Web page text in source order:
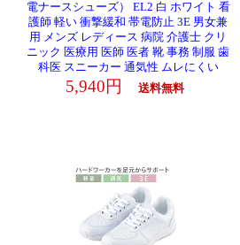
電ナースシューズ） EL2 白 ホワイト 看
護師 軽い 衝撃緩和 帯電防止 3E 男女兼
用 メンズ レディース 病院 介護士 クリ
ニック 医療用 医師 医者 靴 事務 制服 歯
科医 スニーカー 通気性 ムレにくい
5,940円 送料無料